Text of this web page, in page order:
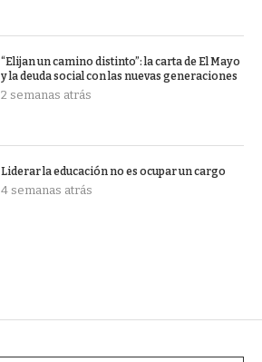
“Elijan un camino distinto”: la carta de El Mayo
y la deuda social con las nuevas generaciones
2 semanas atrás
Liderar la educación no es ocupar un cargo
4 semanas atrás